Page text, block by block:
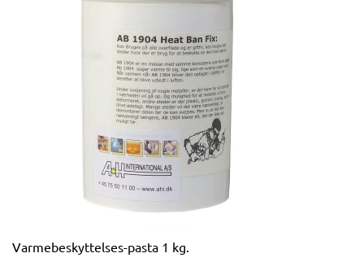
Varmebeskyttelses-pasta 1 kg.